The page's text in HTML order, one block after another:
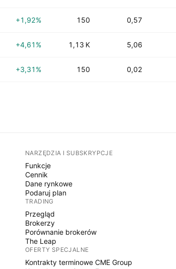
+1,92% 150 0,57
+4,61% 1,13 K 5,06
+3,31% 150 0,02
NARZĘDZIA I SUBSKRYPCJE
Funkcje
Cennik
Dane rynkowe
Podaruj plan
TRADING
Przegląd
Brokerzy
Porównanie brokerów
The Leap
OFERTY SPECJALNE
Kontrakty terminowe CME Group